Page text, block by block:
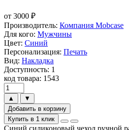
от 3000 ₽
Производитель: Компания Mobcase
Для кого: Мужчины
Цвет: Синий
Персонализация: Печать
Вид: Накладка
Доступность: 1
код товара: 1543
▲
▼
Добавить в корзину
Купить в 1 клик
Синий силиконовый чехол ручной